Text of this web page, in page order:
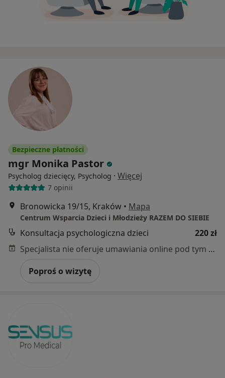
Bezpieczne płatności
mgr Monika Pastor
Psycholog dziecięcy, Psycholog · Więcej
7 opinii
Bronowicka 19/15, Kraków • Mapa
Centrum Wsparcia Dzieci i Młodzieży RAZEM DO SIEBIE
Konsultacja psychologiczna dzieci
220 zł
Specjalista nie oferuje umawiania online pod tym adresem.
Poproś o wizytę